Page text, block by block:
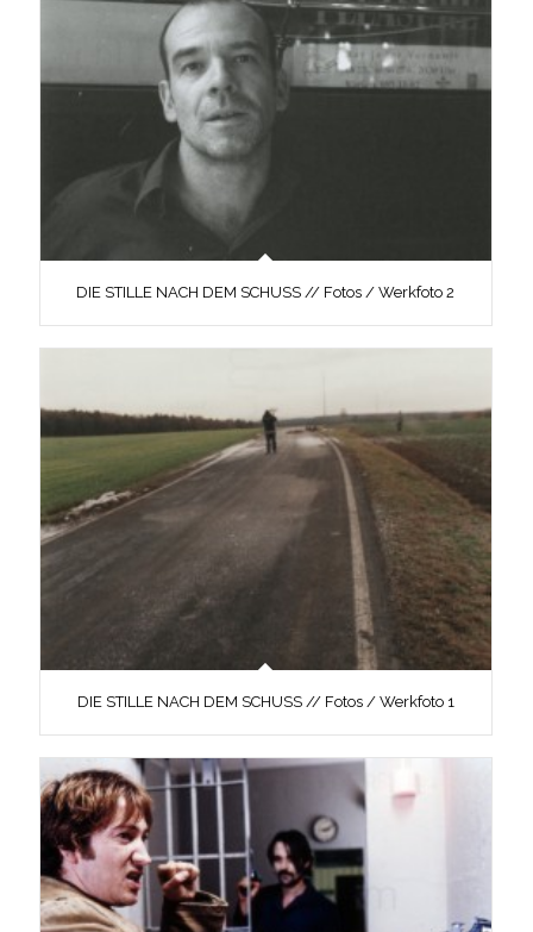
DIE STILLE NACH DEM SCHUSS // Fotos / Werkfoto 2
DIE STILLE NACH DEM SCHUSS // Fotos / Werkfoto 1